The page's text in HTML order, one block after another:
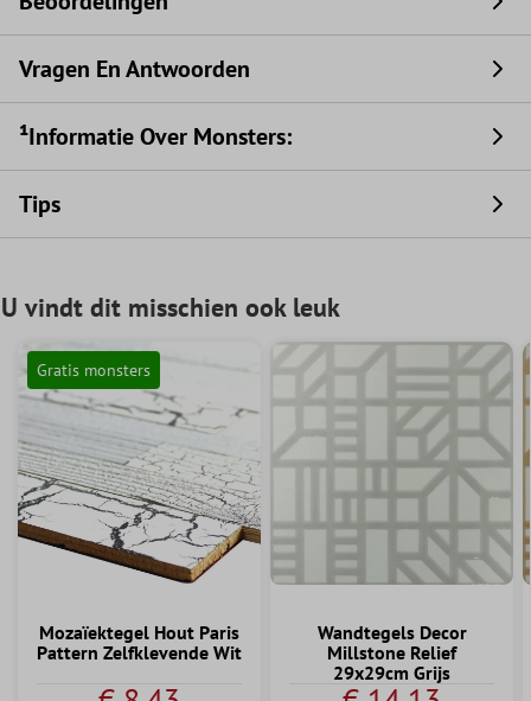
Vragen En Antwoorden
¹Informatie Over Monsters:
Tips
U vindt dit misschien ook leuk
Gratis monsters
Mozaïektegel Hout Paris
Pattern Zelfklevende Wit
Wandtegels Decor
Millstone Relief
29x29cm Grijs